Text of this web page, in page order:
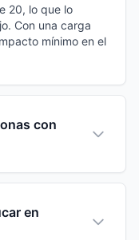
20, lo que lo
Con una carga
mínimo en el
con
en